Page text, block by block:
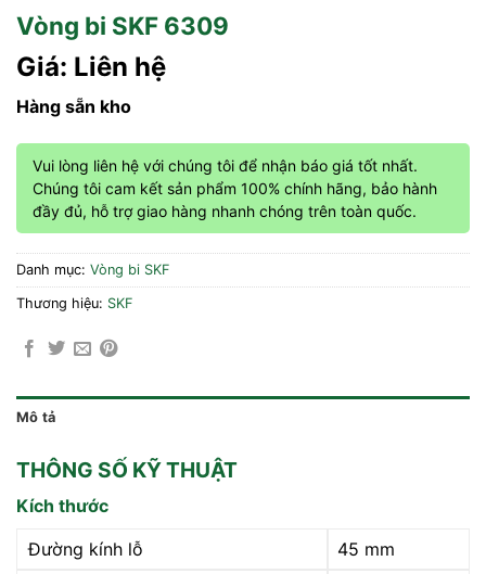
Vòng bi SKF 6309
Giá: Liên hệ
Hàng sẵn kho
Vui lòng liên hệ với chúng tôi để nhận báo giá tốt nhất.
Chúng tôi cam kết sản phẩm 100% chính hãng, bảo hành
đầy đủ, hỗ trợ giao hàng nhanh chóng trên toàn quốc.
Danh mục: Vòng bi SKF
Thương hiệu: SKF
Mô tả
THÔNG SỐ KỸ THUẬT
Kích thước
Đường kính lỗ
45 mm